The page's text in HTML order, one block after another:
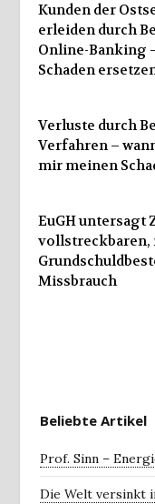
Kunden der
erleiden durch
Online-Banking
Schaden
Verluste durch
Verfahren –
mir meinen
EuGH untersagt
Missbrauch
Beliebte Artikel
Prof. Sinn –
Die Welt versinkt